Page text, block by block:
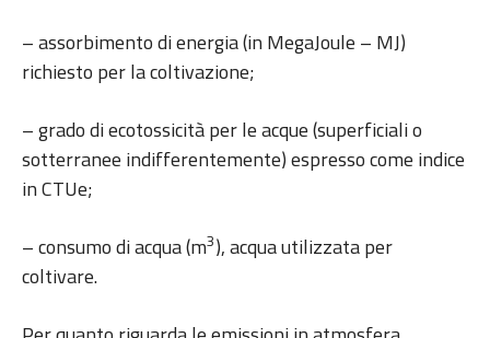
– assorbimento di energia (in MegaJoule – MJ)
richiesto per la coltivazione;
– grado di ecotossicità per le acque (superficiali o
sotterranee indifferentemente) espresso come indice
in CTUe;
– consumo di acqua (m3), acqua utilizzata per
coltivare.